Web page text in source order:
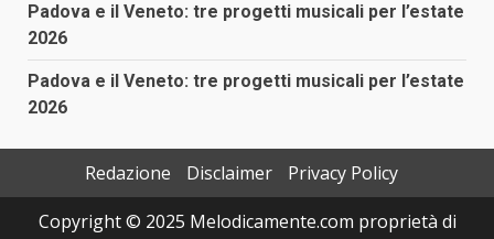
Padova e il Veneto: tre progetti musicali per l’estate
2026
Padova e il Veneto: tre progetti musicali per l’estate
2026
Redazione Disclaimer
Privacy Policy
Copyright © 2025 Melodicamente.com proprietà di